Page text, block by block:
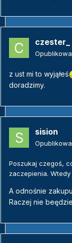
czester_
z ust mi to wyjąłeś
doradzimy.
sision
Poszukaj czegoś,
zaczepienia.
A odnośnie
Raczej nie